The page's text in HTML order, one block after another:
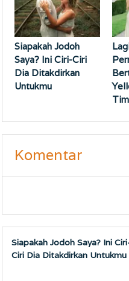
Siapakah Jodoh
Saya? Ini Ciri-Ciri
Dia Ditakdirkan
Untukmu
Komentar
Siapakah Jodoh Saya? Ini
Ciri Dia Ditakdirkan Untukmu